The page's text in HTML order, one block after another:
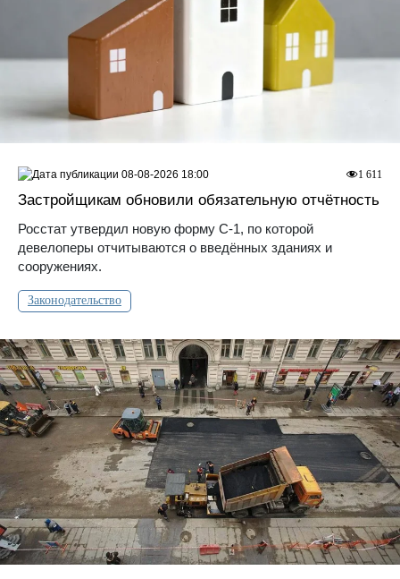
Застройщикам обновили обязательную отчётность
Росстат утвердил новую форму С-1, по которой
девелоперы отчитываются о введённых зданиях и
сооружениях.
Законодательство
1 611
08-08-2026 18:00